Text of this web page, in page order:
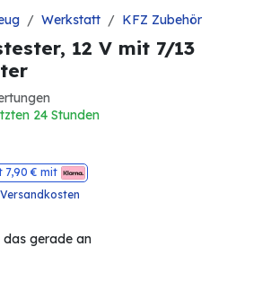
Werkstatt KFZ Zubehör
12 V mit 7/13
24 Stunden
7,90 € mit
Versandkosten
das gerade an